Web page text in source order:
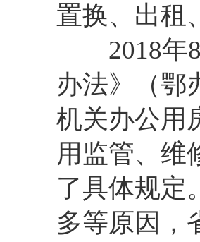
置换、出租
2018年8
办法》（鄂
机关办公用
用监管、维
了具体规定
多等原因，